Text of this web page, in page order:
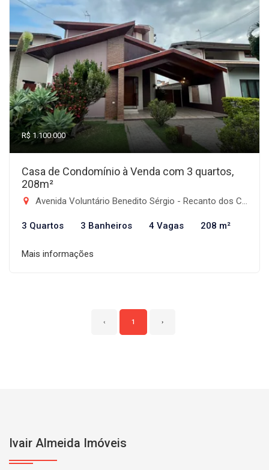
R$ 1.100.000
Casa de Condomínio à Venda com 3 quartos,
208m²
Avenida Voluntário Benedito Sérgio - Recanto dos Coqueirais, Taubaté-SP
3 Quartos 3 Banheiros 4 Vagas 208 m²
Mais informações
‹ 1 ›
Ivair Almeida Imóveis